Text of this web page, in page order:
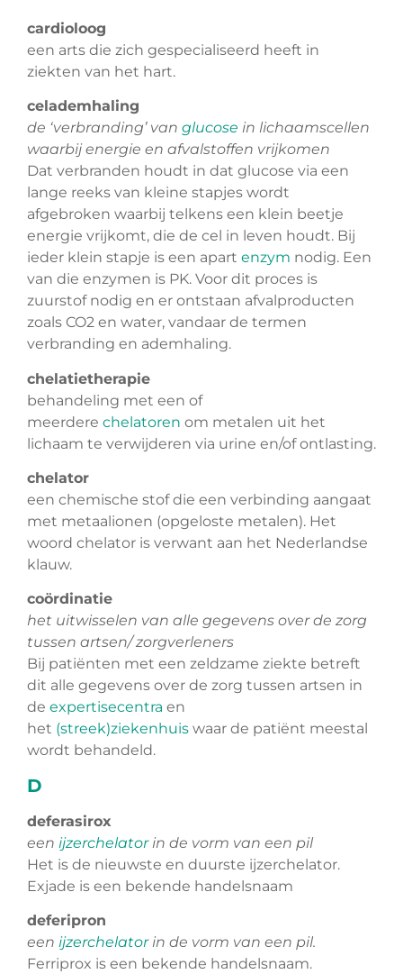
cardioloog
een arts die zich gespecialiseerd heeft in
ziekten van het hart.
celademhaling
de ‘verbranding’ van glucose in lichaamscellen
waarbij energie en afvalstoffen vrijkomen
Dat verbranden houdt in dat glucose via een
lange reeks van kleine stapjes wordt
afgebroken waarbij telkens een klein beetje
energie vrijkomt, die de cel in leven houdt. Bij
ieder klein stapje is een apart enzym nodig. Een
van die enzymen is PK. Voor dit proces is
zuurstof nodig en er ontstaan afvalproducten
zoals CO2 en water, vandaar de termen
verbranding en ademhaling.
chelatietherapie
behandeling met een of
meerdere chelatoren om metalen uit het
lichaam te verwijderen via urine en/of ontlasting.
chelator
een chemische stof die een verbinding aangaat
met metaalionen (opgeloste metalen). Het
woord chelator is verwant aan het Nederlandse
klauw.
coördinatie
het uitwisselen van alle gegevens over de zorg
tussen artsen/ zorgverleners
Bij patiënten met een zeldzame ziekte betreft
dit alle gegevens over de zorg tussen artsen in
de expertisecentra en
het (streek)ziekenhuis waar de patiënt meestal
wordt behandeld.
D
deferasirox
een ijzerchelatorin de vorm van een pil
Het is de nieuwste en duurste ijzerchelator.
Exjade is een bekende handelsnaam
deferipron
een ijzerchelatorin de vorm van een pil.
Ferriprox is een bekende handelsnaam.